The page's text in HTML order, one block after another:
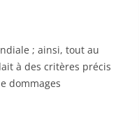
; ainsi, tout au
à des critères précis
dommages